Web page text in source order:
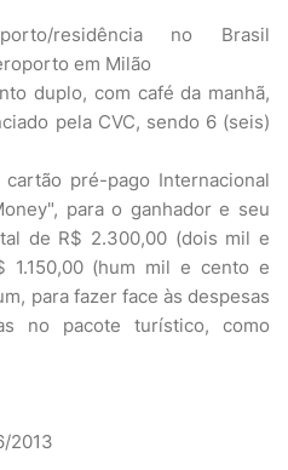
residência no Brasil
em Milão
duplo, com café da manhã,
pela CVC, sendo 6 (seis)
pré-pago Internacional
para o ganhador e seu
de R$ 2.300,00 (dois mil e
1.150,00 (hum mil e cento e
para fazer face às despesas
no pacote turístico, como
2013